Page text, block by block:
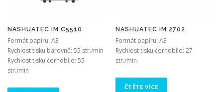
NASHUATEC IM C5510
Formát papíru: A3
Rychlost tisku barevně: 55 str./min
Rychlost tisku černobíle: 55
str./min
NASHUATEC IM 2702
Formát papíru: A3
Rychlost tisku černobíle: 27
str./min
ČTĚTE VÍCE